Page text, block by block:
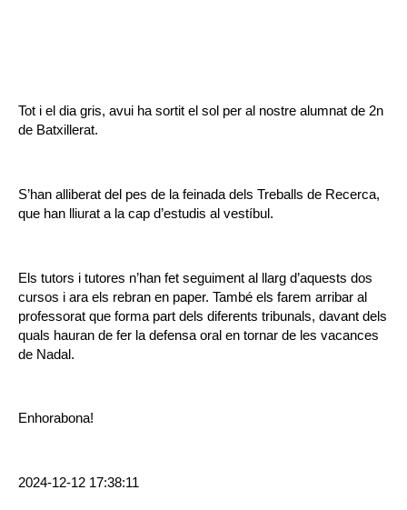
Tot i el dia gris, avui ha sortit el sol per al nostre alumnat de 2n
de Batxillerat.
S’han alliberat del pes de la feinada dels Treballs de Recerca,
que han lliurat a la cap d’estudis al vestíbul.
Els tutors i tutores n’han fet seguiment al llarg d’aquests dos
cursos i ara els rebran en paper. També els farem arribar al
professorat que forma part dels diferents tribunals, davant dels
quals hauran de fer la defensa oral en tornar de les vacances
de Nadal.
Enhorabona!
2024-12-12 17:38:11